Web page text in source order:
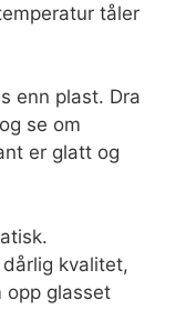
tåler
enn plast. Dra
se om
er glatt og
kvalitet,
opp glasset